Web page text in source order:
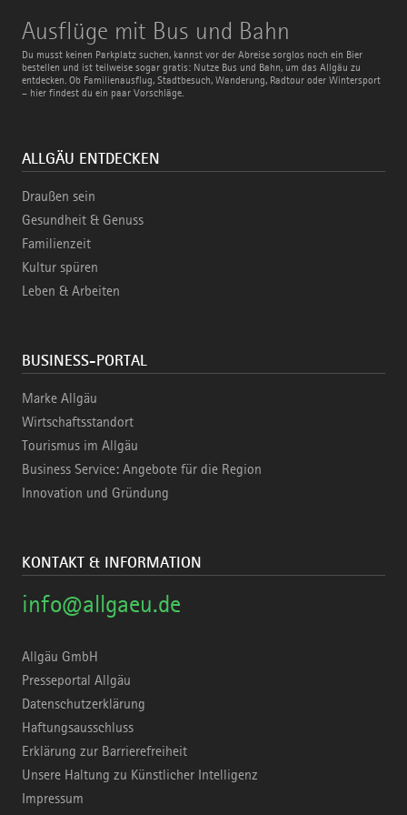
Ausflüge mit Bus und Bahn
Du musst keinen Parkplatz suchen, kannst vor der Abreise sorglos noch ein Bier
bestellen und ist teilweise sogar gratis: Nutze Bus und Bahn, um das Allgäu zu
entdecken. Ob Familienausflug, Stadtbesuch, Wanderung, Radtour oder Wintersport
– hier findest du ein paar Vorschläge.
Ausflüge
mit
Bus
und
Bahn
ALLGÄU ENTDECKEN
Draußen sein
Gesundheit & Genuss
Familienzeit
Kultur spüren
Leben & Arbeiten
BUSINESS-PORTAL
Marke Allgäu
Wirtschaftsstandort
Tourismus im Allgäu
Business Service: Angebote für die Region
Innovation und Gründung
KONTAKT & INFORMATION
info@allgaeu.de
Allgäu GmbH
Presseportal Allgäu
Datenschutzerklärung
Haftungsausschluss
Erklärung zur Barrierefreiheit
Unsere Haltung zu Künstlicher Intelligenz
Impressum